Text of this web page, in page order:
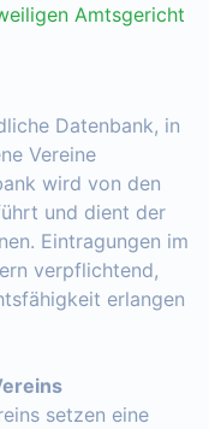
Amtsgericht
Datenbank, in
Vereine
wird von den
und dient der
Eintragungen im
verpflichtend,
erlangen
setzen eine